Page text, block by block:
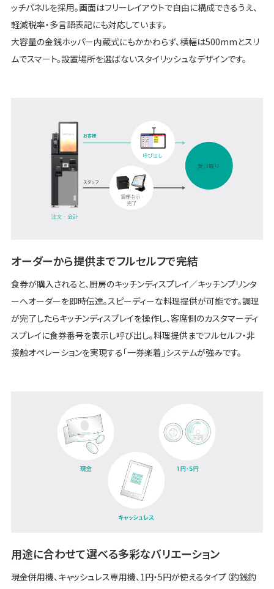
ッチパネルを採用。画面はフリーレイアウトで自由に構成できるうえ、
軽減税率・多言語表記にも対応しています。
大容量の金銭ホッパー内蔵式にもかかわらず、横幅は500mmとスリ
ムでスマート。設置場所を選ばないスタイリッシュなデザインです。
オーダーから提供までフルセルフで完結
食券が購入されると、厨房のキッチンディスプレイ／キッチンプリンタ
ーへオーダーを即時伝達。スピーディーな料理提供が可能です。調理
が完了したらキッチンディスプレイを操作し、客席側のカスタマーディ
スプレイに食券番号を表示し呼び出し。料理提供までフルセルフ・非
接触オペレーションを実現する「一券楽着」システムが強みです。
用途に合わせて選べる多彩なバリエーション
現金併用機、キャッシュレス専用機、1円・5円が使えるタイプ（釣銭釣